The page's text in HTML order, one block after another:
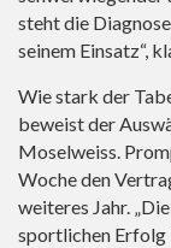
steht die
seinem Einsatz“,
Wie stark der
beweist der
Moselweiss.
Woche den
weiteres Jahr.
sportlichen Erfolg